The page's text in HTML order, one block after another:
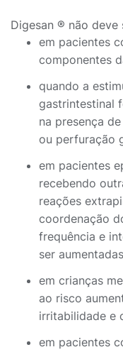
Digesan ® não
em pacientes
componentes
quando a
gastrintestinal
na presença
ou perfuração
em pacientes
recebendo
reações
coordenação
frequência e
ser
em crianças
ao risco
irritabilidade e
em pacientes